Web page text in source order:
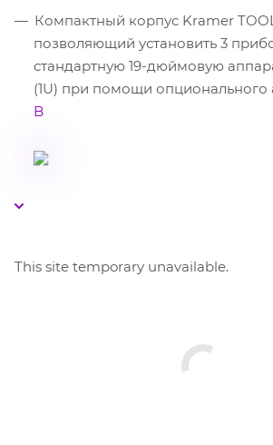
Компактный корпус Kramer
позволяющий установить 3
стандартную 19-дюймовую
(1U) при помощи опционального
B
This site temporary unavailable.